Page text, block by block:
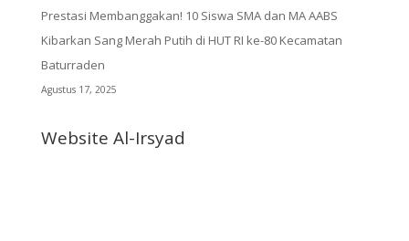
Prestasi Membanggakan! 10 Siswa SMA dan MA AABS
Kibarkan Sang Merah Putih di HUT RI ke-80 Kecamatan
Baturraden
Agustus 17, 2025
Website Al-Irsyad